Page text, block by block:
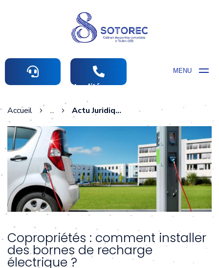
MENU
Actualités comptables
Accueil ... Actu Juridique
Copropriétés : comment installer
des bornes de recharge
électrique ?